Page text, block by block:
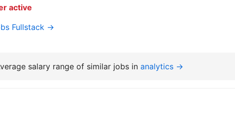
active
Fullstack →
salary range of similar jobs in analytics →